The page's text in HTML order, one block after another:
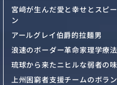
宮﨑が生んだ愛と幸せとスピ
ン
アールグレイ伯爵的拉麺男
浪速のボーダー革命家理学療
琉球から来たニヒルな弱者の
上州困窮者支援チームのボラ